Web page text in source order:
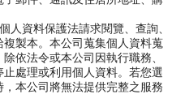
人資料保護法請求閱覽、查詢、
製本。本公司蒐集個人資料蒐
依法令或本公司因執行職務、
處理或利用個人資料。若您選
本公司將無法提供完整之服務